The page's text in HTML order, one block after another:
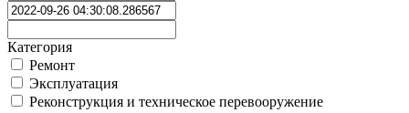
Категория
Ремонт
Эксплуатация
Реконструкция и техническое перевооружение